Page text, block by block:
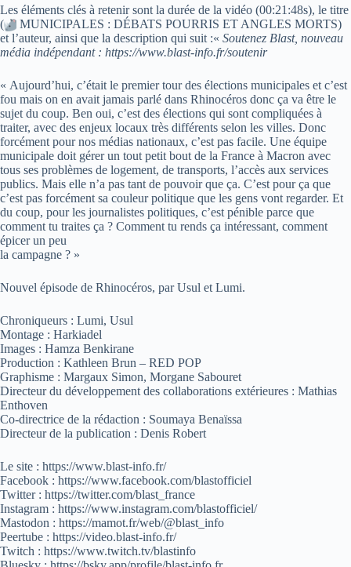
Les éléments clés à retenir sont la durée de la vidéo (00:21:48s), le titre
(
MUNICIPALES : DÉBATS POURRIS ET ANGLES MORTS)
et l’auteur, ainsi que la description qui suit :« Soutenez Blast, nouveau
média indépendant : https://www.blast-info.fr/soutenir
« Aujourd’hui, c’était le premier tour des élections municipales et c’est
fou mais on en avait jamais parlé dans Rhinocéros donc ça va être le
sujet du coup. Ben oui, c’est des élections qui sont compliquées à
traiter, avec des enjeux locaux très différents selon les villes. Donc
forcément pour nos médias nationaux, c’est pas facile. Une équipe
municipale doit gérer un tout petit bout de la France à Macron avec
tous ses problèmes de logement, de transports, l’accès aux services
publics. Mais elle n’a pas tant de pouvoir que ça. C’est pour ça que
c’est pas forcément sa couleur politique que les gens vont regarder. Et
du coup, pour les journalistes politiques, c’est pénible parce que
comment tu traites ça ? Comment tu rends ça intéressant, comment
épicer un peu
la campagne ? »
Nouvel épisode de Rhinocéros, par Usul et Lumi.
Chroniqueurs : Lumi, Usul
Montage : Harkiadel
Images : Hamza Benkirane
Production : Kathleen Brun – RED POP
Graphisme : Margaux Simon, Morgane Sabouret
Directeur du développement des collaborations extérieures : Mathias
Enthoven
Co-directrice de la rédaction : Soumaya Benaïssa
Directeur de la publication : Denis Robert
Le site : https://www.blast-info.fr/
Facebook : https://www.facebook.com/blastofficiel
Twitter : https://twitter.com/blast_france
Instagram : https://www.instagram.com/blastofficiel/
Mastodon : https://mamot.fr/web/@blast_info
Peertube : https://video.blast-info.fr/
Twitch : https://www.twitch.tv/blastinfo